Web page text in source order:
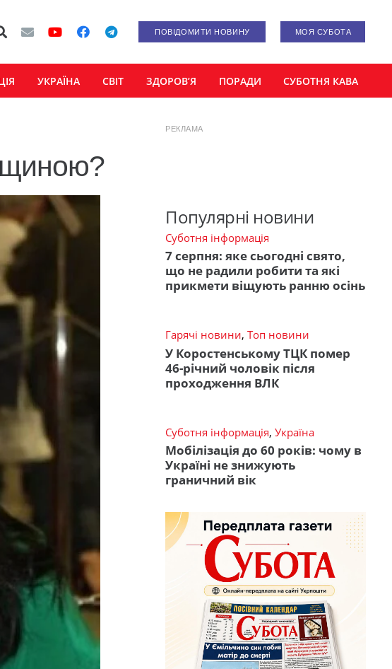
ПОВІДОМИТИ НОВИНУ МОЯ СУБОТА
УКРАЇНА СВІТ ЗДОРОВ’Я ПОРАДИ СУБОТНЯ КАВА
РЕКЛАМА
Популярні новини
Суботня інформація
7 серпня: яке сьогодні свято,
що не радили робити та які
прикмети віщують ранню осінь
Гарячі новини, Топ новини
У Коростенському ТЦК помер
46-річний чоловік після
проходження ВЛК
Суботня інформація, Україна
Мобілізація до 60 років: чому в
Україні не знижують
граничний вік